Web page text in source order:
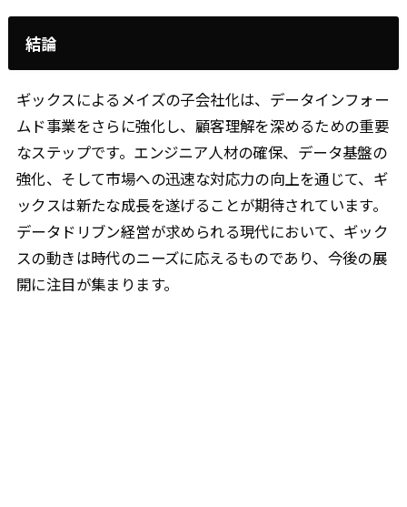
結論
ギックスによるメイズの子会社化は、データインフォー
ムド事業をさらに強化し、顧客理解を深めるための重要
なステップです。エンジニア人材の確保、データ基盤の
強化、そして市場への迅速な対応力の向上を通じて、ギ
ックスは新たな成長を遂げることが期待されています。
データドリブン経営が求められる現代において、ギック
スの動きは時代のニーズに応えるものであり、今後の展
開に注目が集まります。